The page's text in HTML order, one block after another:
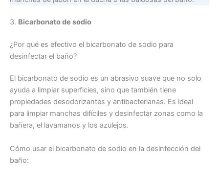
3. Bicarbonato de sodio
¿Por qué es efectivo el bicarbonato de sodio para
desinfectar el baño?
El bicarbonato de sodio es un abrasivo suave que no solo
ayuda a limpiar superficies, sino que también tiene
propiedades desodorizantes y antibacterianas. Es ideal
para limpiar manchas difíciles y desinfectar zonas como la
bañera, el lavamanos y los azulejos.
Cómo usar el bicarbonato de sodio en la desinfección del
baño: